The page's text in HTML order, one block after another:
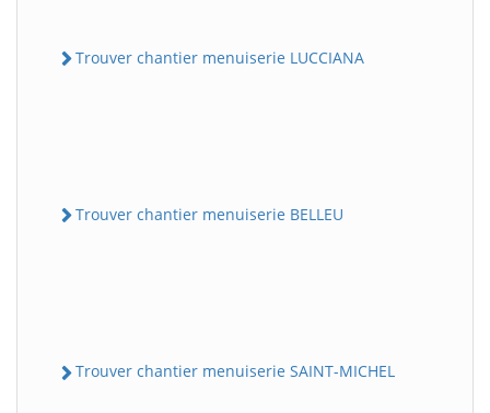
Trouver chantier menuiserie LUCCIANA
Trouver chantier menuiserie BELLEU
Trouver chantier menuiserie SAINT-MICHEL